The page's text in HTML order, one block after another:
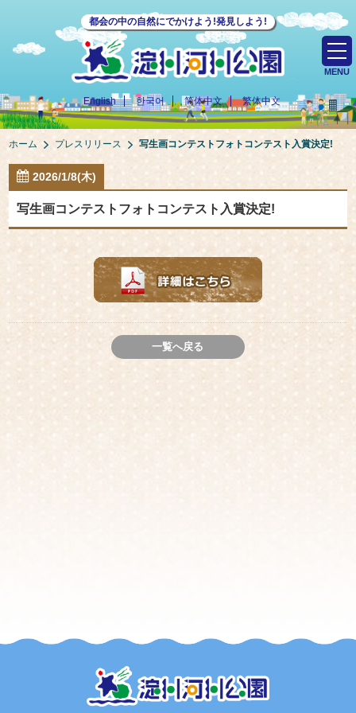
都会の中の自然にでかけよう!発見しよう!
English 한국어 简体中文 繁体中文
MENU
ホーム プレスリリース 写生画コンテストフォトコンテスト入賞決定!
2026/1/8(木)
写生画コンテストフォトコンテスト入賞決定!
一覧へ戻る